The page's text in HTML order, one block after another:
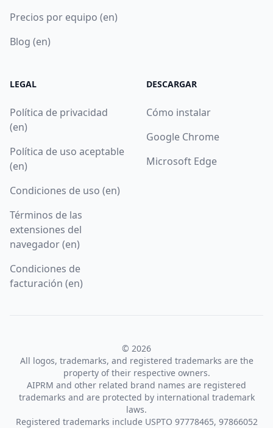
Precios por equipo (en)
Blog (en)
LEGAL
Política de privacidad
(en)
Política de uso aceptable
(en)
Condiciones de uso (en)
Términos de las
extensiones del
navegador (en)
Condiciones de
facturación (en)
DESCARGAR
Cómo instalar
Google Chrome
Microsoft Edge
© 2026
All logos, trademarks, and registered trademarks are the
property of their respective owners.
AIPRM and other related brand names are registered
trademarks and are protected by international trademark
laws.
Registered trademarks include USPTO 97778465, 97866052